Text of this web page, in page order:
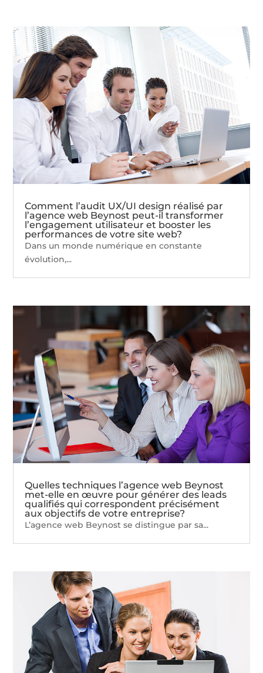
Comment l’audit UX/UI design réalisé par
l’agence web Beynost peut-il transformer
l’engagement utilisateur et booster les
performances de votre site web?
Dans un monde numérique en constante
évolution,...
Quelles techniques l’agence web Beynost
met-elle en œuvre pour générer des leads
qualifiés qui correspondent précisément
aux objectifs de votre entreprise?
L’agence web Beynost se distingue par sa...